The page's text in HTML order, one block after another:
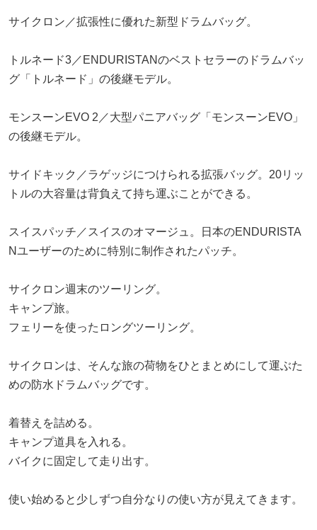
サイクロン／拡張性に優れた新型ドラムバッグ。
トルネード3／ENDURISTANのベストセラーのドラムバッ
グ「トルネード」の後継モデル。
モンスーンEVO 2／大型パニアバッグ「モンスーンEVO」
の後継モデル。
サイドキック／ラゲッジにつけられる拡張バッグ。20リッ
トルの大容量は背負えて持ち運ぶことができる。
スイスパッチ／スイスのオマージュ。日本のENDURISTA
Nユーザーのために特別に制作されたパッチ。
サイクロン週末のツーリング。
キャンプ旅。
フェリーを使ったロングツーリング。
サイクロンは、そんな旅の荷物をひとまとめにして運ぶた
めの防水ドラムバッグです。
着替えを詰める。
キャンプ道具を入れる。
バイクに固定して走り出す。
使い始めると少しずつ自分なりの使い方が見えてきます。